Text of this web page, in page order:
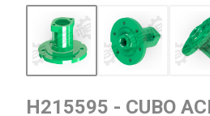
H215595 - CUBO